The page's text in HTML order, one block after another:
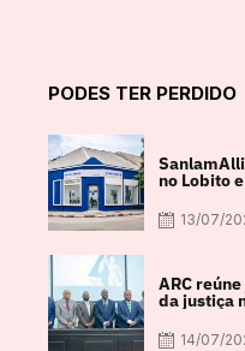
PODES TER PERDIDO
no Lobito
13/07/
ARC
da justiça
14/07/